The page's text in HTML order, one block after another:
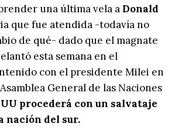
una última vela a Donald
que fue atendida -todavía no
de qué- dado que el magnate
esta semana en el
con el presidente Milei en
General de las Naciones
procederá con un salvataje
nación del sur.